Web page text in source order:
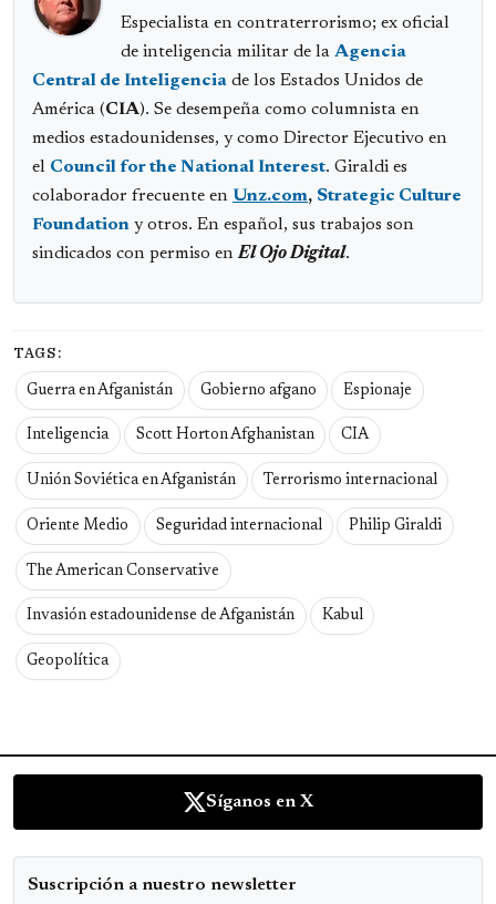
Especialista en contraterrorismo; ex oficial
de inteligencia militar de la Agencia
Central de Inteligencia de los Estados Unidos de
América (CIA). Se desempeña como columnista en
medios estadounidenses, y como Director Ejecutivo en
el Council for the National Interest. Giraldi es
colaborador frecuente en Unz.com, Strategic Culture
Foundation y otros. En español, sus trabajos son
sindicados con permiso enEl Ojo Digital.
TAGS:
Guerra en Afganistán Gobierno afgano Espionaje
Inteligencia Scott Horton Afghanistan CIA
Unión Soviética en Afganistán Terrorismo internacional
Oriente Medio Seguridad internacional Philip Giraldi
The American Conservative
Invasión estadounidense de Afganistán Kabul
Geopolítica
Síganos en X
Suscripción a nuestro newsletter